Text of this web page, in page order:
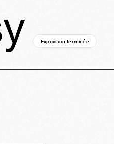
Exposition terminée